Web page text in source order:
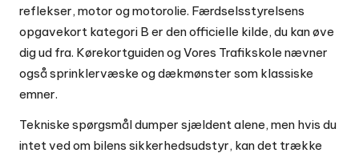
reflekser, motor og motorolie. Færdselsstyrelsens
opgavekort kategori B er den officielle kilde, du kan øve
dig ud fra. Kørekortguiden og Vores Trafikskole nævner
også sprinklervæske og dækmønster som klassiske
emner.
Tekniske spørgsmål dumper sjældent alene, men hvis du
intet ved om bilens sikkerhedsudstyr, kan det trække